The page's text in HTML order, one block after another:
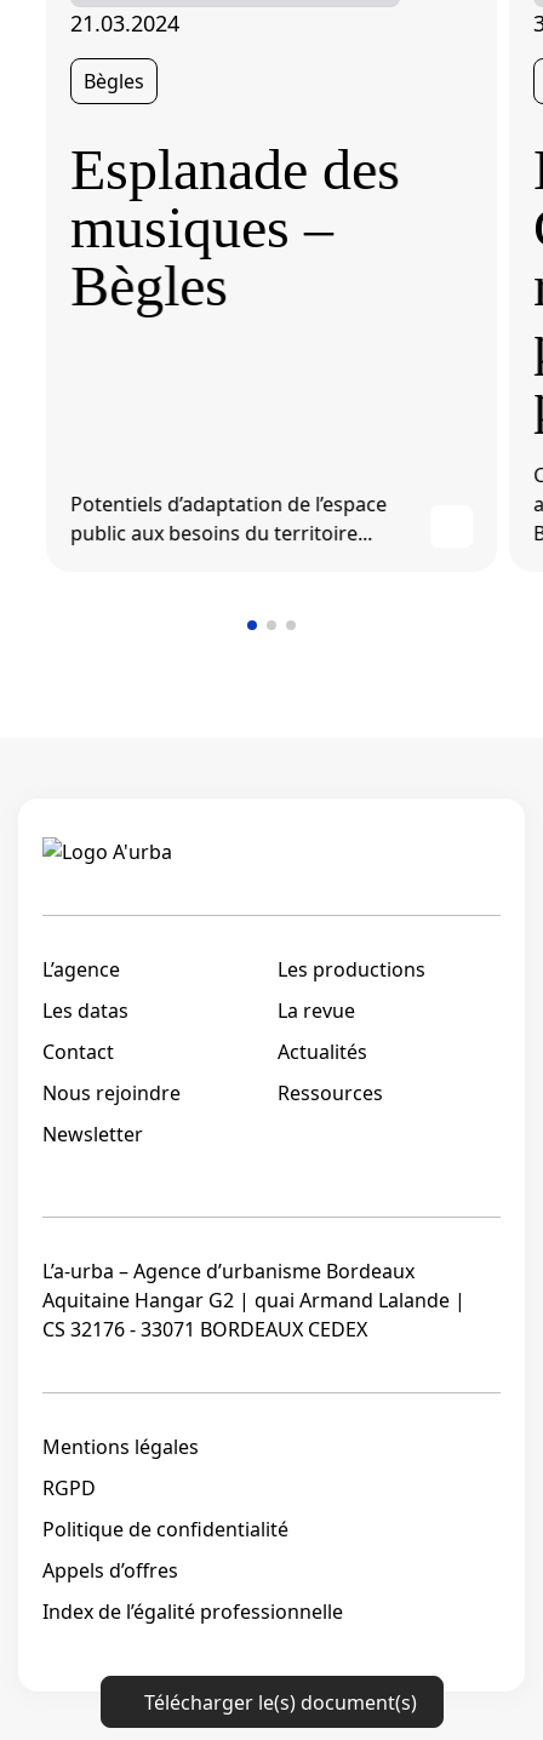
21.03.2024
Bègles
Esplanade des
musiques –
Bègles
Potentiels d’adaptation de l’espace
public aux besoins du territoire...
Télécharger le(s) document(s)
L’agence
Les productions
Les datas
La revue
Contact
Actualités
Nous rejoindre
Ressources
Newsletter
L’a-urba – Agence d’urbanisme Bordeaux
Aquitaine Hangar G2 | quai Armand Lalande |
CS 32176 - 33071 BORDEAUX CEDEX
Mentions légales
RGPD
Politique de confidentialité
Appels d’offres
Index de l’égalité professionnelle